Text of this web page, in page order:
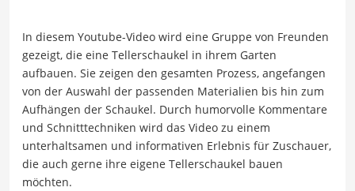
In diesem Youtube-Video wird eine Gruppe von Freunden
gezeigt, die eine Tellerschaukel in ihrem Garten
aufbauen. Sie zeigen den gesamten Prozess, angefangen
von der Auswahl der passenden Materialien bis hin zum
Aufhängen der Schaukel. Durch humorvolle Kommentare
und Schnitttechniken wird das Video zu einem
unterhaltsamen und informativen Erlebnis für Zuschauer,
die auch gerne ihre eigene Tellerschaukel bauen
möchten.